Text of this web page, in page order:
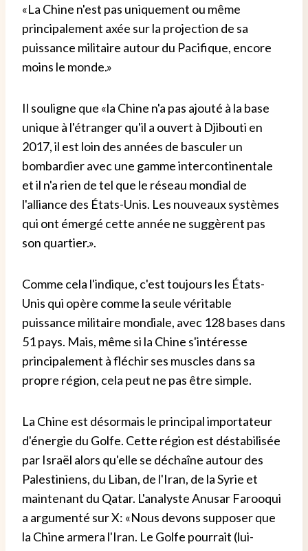
«La Chine n'est pas uniquement ou même
principalement axée sur la projection de sa
puissance militaire autour du Pacifique, encore
moins le monde.»
Il souligne que «la Chine n'a pas ajouté à la base
unique à l'étranger qu'il a ouvert à Djibouti en
2017, il est loin des années de basculer un
bombardier avec une gamme intercontinentale
et il n'a rien de tel que le réseau mondial de
l'alliance des États-Unis. Les nouveaux systèmes
qui ont émergé cette année ne suggèrent pas
son quartier.».
Comme cela l'indique, c'est toujours les États-
Unis qui opère comme la seule véritable
puissance militaire mondiale, avec 128 bases dans
51 pays. Mais, même si la Chine s'intéresse
principalement à fléchir ses muscles dans sa
propre région, cela peut ne pas être simple.
La Chine est désormais le principal importateur
d'énergie du Golfe. Cette région est déstabilisée
par Israël alors qu'elle se déchaîne autour des
Palestiniens, du Liban, de l'Iran, de la Syrie et
maintenant du Qatar. L'analyste Anusar Farooqui
a argumenté sur X: «Nous devons supposer que
la Chine armera l'Iran. Le Golfe pourrait (lui-